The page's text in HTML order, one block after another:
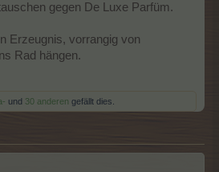
gegen De Luxe Parfüm.
Erzeugnis, vorrangig von
Rad hängen.
und 30 anderen gefällt dies.